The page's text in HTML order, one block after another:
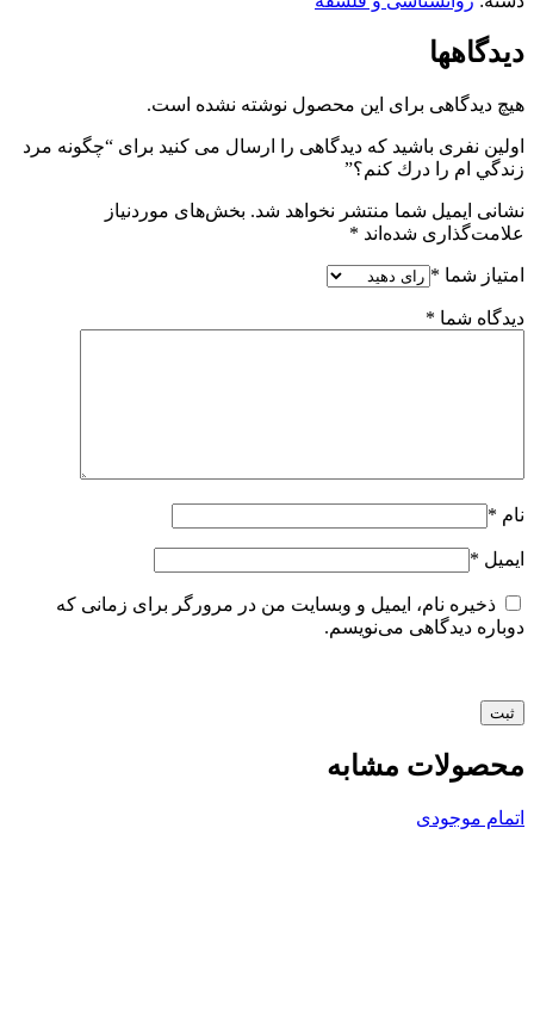
دیدگاهها
هیچ دیدگاهی برای این محصول نوشته نشده است.
اولین نفری باشید که دیدگاهی را ارسال می کنید برای “چگونه مرد
زندگي ام را درك كنم؟”
نشانی ایمیل شما منتشر نخواهد شد. بخش‌های موردنیاز
علامت‌گذاری شده‌اند *
امتیاز شما *
دیدگاه شما *
نام *
ایمیل *
ذخیره نام، ایمیل و وبسایت من در مرورگر برای زمانی که
دوباره دیدگاهی می‌نویسم.
محصولات مشابه
اتمام موجودی